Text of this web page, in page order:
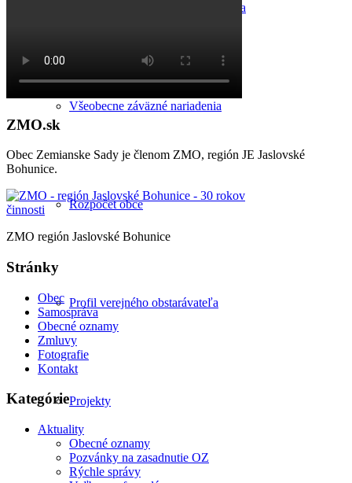
Zasadnutia obecného zastupiteľstva
Všeobecne záväzné nariadenia
Rozpočet obce
Profil verejného obstarávateľa
Projekty
ZMO.sk
Obec Zemianske Sady je členom ZMO, región JE Jaslovské
Bohunice.
ZMO región Jaslovské Bohunice
Stránky
Obec
Samospráva
Obecné oznamy
Zmluvy
Fotografie
Kontakt
Kategórie
Aktuality
Obecné oznamy
Pozvánky na zasadnutie OZ
Rýchle správy